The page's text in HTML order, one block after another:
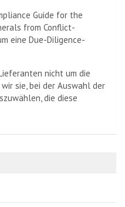
Guide for the
from Conflict-
eine Due-Diligence-
nicht um die
sie, bei der Auswahl der
die diese